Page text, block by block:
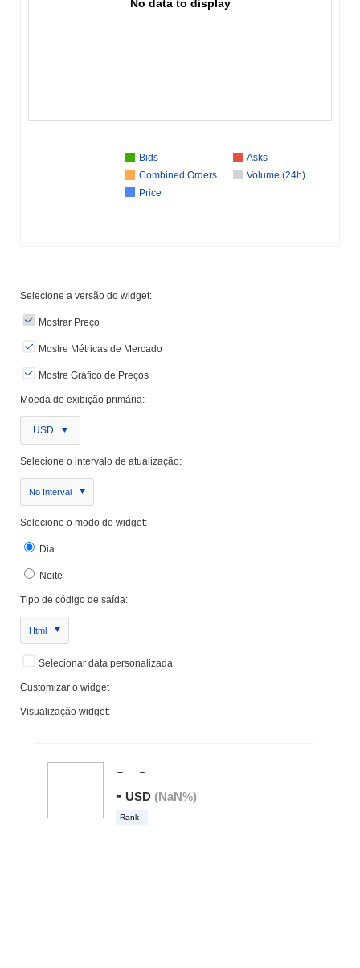
No data to display
Bids
Asks
Combined Orders
Volume (24h)
Price
Selecione a versão do widget:
Mostrar Preço
Mostre Métricas de Mercado
Mostre Gráfico de Preços
Moeda de exibição primária:
USD
Selecione o intervalo de atualização:
No Interval
Selecione o modo do widget:
Dia
Noite
Tipo de código de saída:
Html
Selecionar data personalizada
Customizar o widget
Visualização widget: